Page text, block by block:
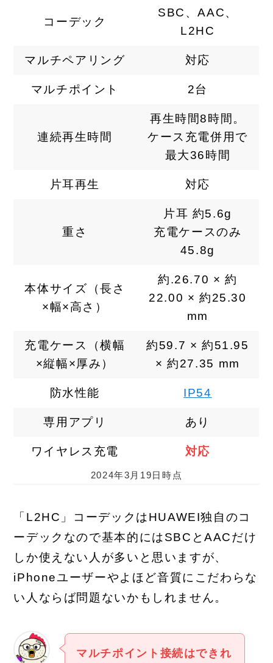
コーデック
SBC、AAC、
L2HC
マルチペアリング 対応
マルチポイント 2台
連続再生時間
再生時間8時間。
ケース充電併用で
最大36時間
片耳再生 対応
重さ
片耳 約5.6g
充電ケースのみ
45.8g
本体サイズ（長さ
×幅×高さ）
約.26.70 × 約
22.00 × 約25.30
mm
充電ケース（横幅
×縦幅×厚み）
約59.7 × 約51.95
× 約27.35 mm
防水性能 IP54
専用アプリ あり
ワイヤレス充電 対応
2024年3月19日時点
「L2HC」コーデックはHUAWEI独自のコ
ーデックなので基本的にはSBCとAACだけ
しか使えない人が多いと思いますが、
iPhoneユーザーやよほど音質にこだわらな
い人ならば問題ないかもしれません。
マルチポイント接続はできれ